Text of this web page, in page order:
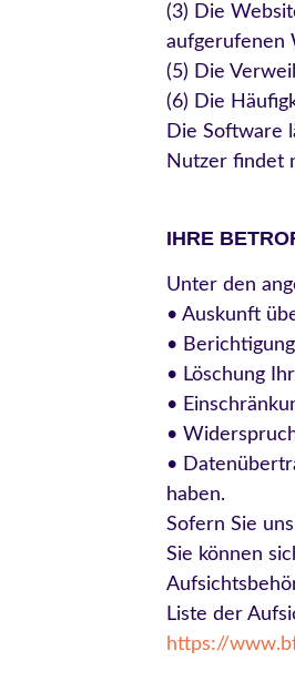
(3) Die
aufgerufenen
(5) Die
(6) Die
Die Software
Nutzer findet
IHRE
Unter den
• Auskunft
•
• Löschung
•
•
•
haben.
Sofern Sie
Sie können
Liste der
https://